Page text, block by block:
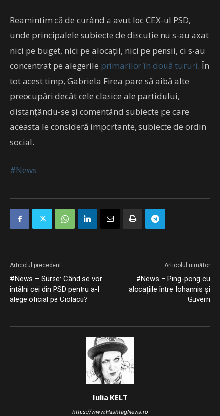
Reamintim că de curând a avut loc CEX-ul PSD,
unde principalele subiecte de discuție nu s-au axat
nici pe buget, nici pe alocații, nici pe pensii, ci s-au
concentrat pe alegerile primarilor în două tururi. În
tot acest timp, Gabriela Firea pare să aibă alte
preocupări decât cele clasice ale partidului,
distanțându-se și comentând subiecte pe care
aceasta le consideră importante, subiecte de ordin
social.
#News
Articolul precedent
#News – Surse: Când se vor
întâlni cei din PSD pentru a-l
alege oficial pe Ciolacu?
Articolul următor
#News – Ping-pong cu
alocațiile între Iohannis și
Guvern
Iulia KELT
https://www.HashtagNews.ro